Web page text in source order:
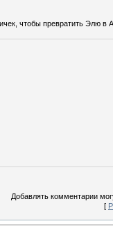
чтобы превратить Элю в
Добавлять комментарии
[